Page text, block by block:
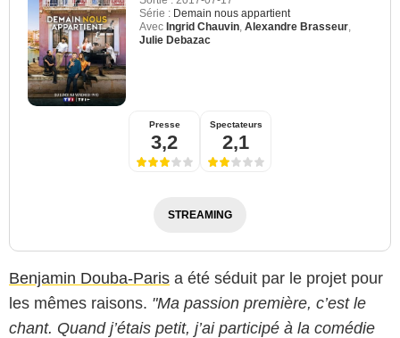
Série : Demain nous appartient
Avec Ingrid Chauvin Alexandre Brasseur
Julie Debazac
Presse
3,2
Spectateurs
2,1
STREAMING
Benjamin Douba-Paris a été séduit par le projet pour
les mêmes raisons. "Ma passion première, c’est le
chant. Quand j’étais petit, j’ai participé à la comédie